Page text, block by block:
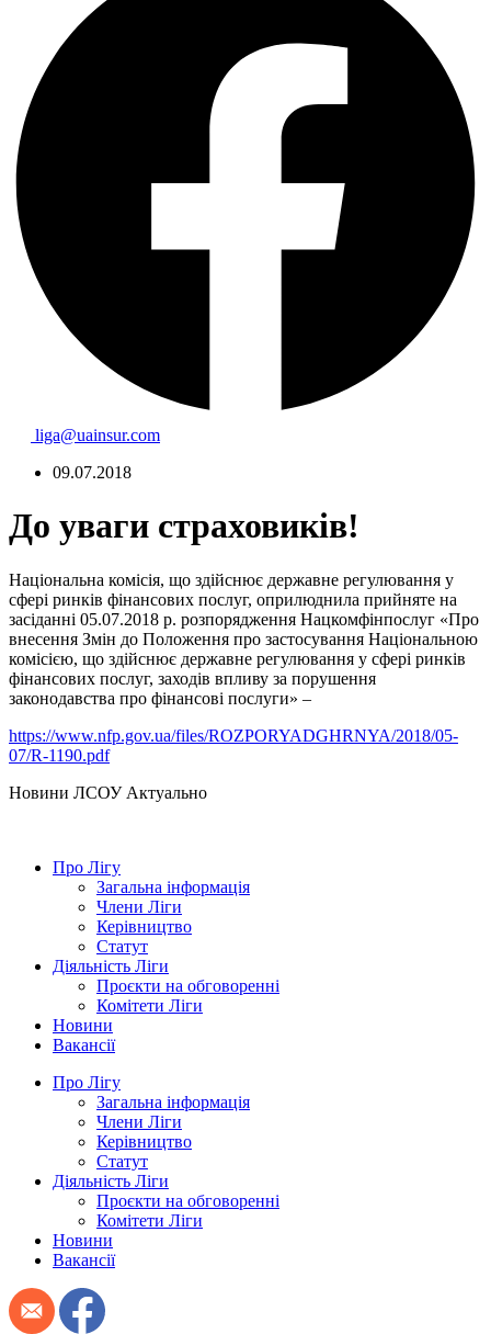
liga@uainsur.com
09.07.2018
До уваги страховиків!
Національна комісія, що здійснює державне регулювання у
сфері ринків фінансових послуг, оприлюднила прийняте на
засіданні 05.07.2018 р. розпорядження Нацкомфінпослуг «Про
внесення Змін до Положення про застосування Національною
комісією, що здійснює державне регулювання у сфері ринків
фінансових послуг, заходів впливу за порушення
законодавства про фінансові послуги» –
https://www.nfp.gov.ua/files/ROZPORYADGHRNYA/2018/05-
07/R-1190.pdf
Hовини ЛСОУ Актуально
Про Лігу
Загальна інформація
Члени Ліги
Керівництво
Статут
Діяльність Ліги
Проєкти на обговоренні
Комітети Ліги
Новини
Вакансії
Про Лігу
Загальна інформація
Члени Ліги
Керівництво
Статут
Діяльність Ліги
Проєкти на обговоренні
Комітети Ліги
Новини
Вакансії